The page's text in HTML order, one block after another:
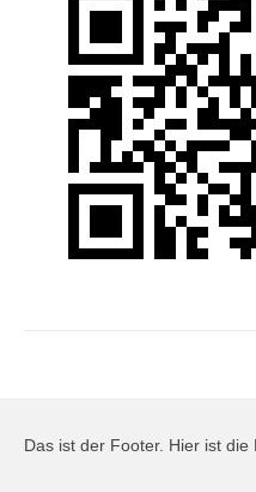
Das ist der Footer. Hier ist die